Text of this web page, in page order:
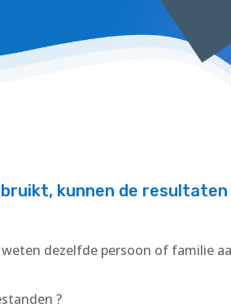
kunnen de
dezelfde persoon of familie
?